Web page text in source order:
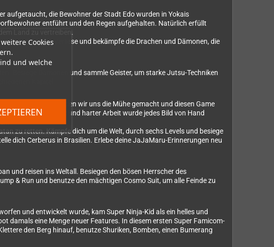
Cookies
und welche
aufgetaucht, die Bewohner der Stadt Edo wurden in Yokais
entführt und den Regen aufgehalten. Natürlich erfüllt
Land zu vertreiben.
Städte und Verliese und bekämpfe die Drachen und Dämonen, die
Besiege Dämonen und sammle Geister, um starke Jutsu-Techniken
Kapitel.
zu diesem Titel haben wir uns die Mühe gemacht und diesen Game
Mit viel Hingabe und harter Arbeit wurde jedes Bild von Hand
zu retten. Kämpfe dich um die Welt, durch sechs Levels und besiege
dich Cerberus in Brasilien. Erlebe deine JaJaMaru-Erinnerungen neu
und reisen ins Weltall. Besiegen den bösen Herrscher des
& Run und benutze den mächtigen Cosmo Suit, um alle Feinde zu
und entwickelt wurde, kam Super Ninja-Kid als ein helles und
damals eine Menge neuer Features. In diesem ersten Super Famicom-
den Berg hinauf, benutze Shuriken, Bomben, einen Bumerang